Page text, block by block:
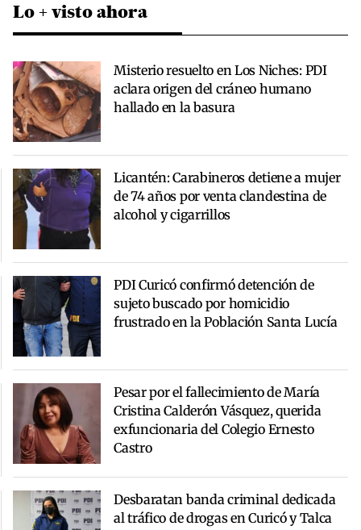
Lo + visto ahora
Misterio resuelto en Los Niches: PDI
aclara origen del cráneo humano
hallado en la basura
Licantén: Carabineros detiene a mujer
de 74 años por venta clandestina de
alcohol y cigarrillos
PDI Curicó confirmó detención de
sujeto buscado por homicidio
frustrado en la Población Santa Lucía
Pesar por el fallecimiento de María
Cristina Calderón Vásquez, querida
exfuncionaria del Colegio Ernesto
Castro
Desbaratan banda criminal dedicada
al tráfico de drogas en Curicó y Talca